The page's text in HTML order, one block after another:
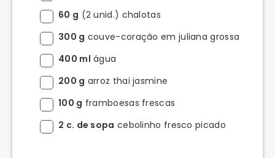
60 g (2 unid.) chalotas
300 g couve-coração em juliana grossa
400 ml água
200 g arroz thai jasmine
100 g framboesas frescas
2 c. de sopa cebolinho fresco picado